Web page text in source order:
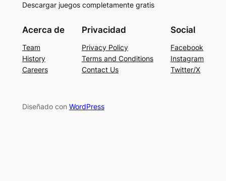
Descargar juegos completamente gratis
Acerca de
Team
History
Careers
Privacidad
Privacy Policy
Terms and Conditions
Contact Us
Social
Facebook
Instagram
Twitter/X
Diseñado con WordPress